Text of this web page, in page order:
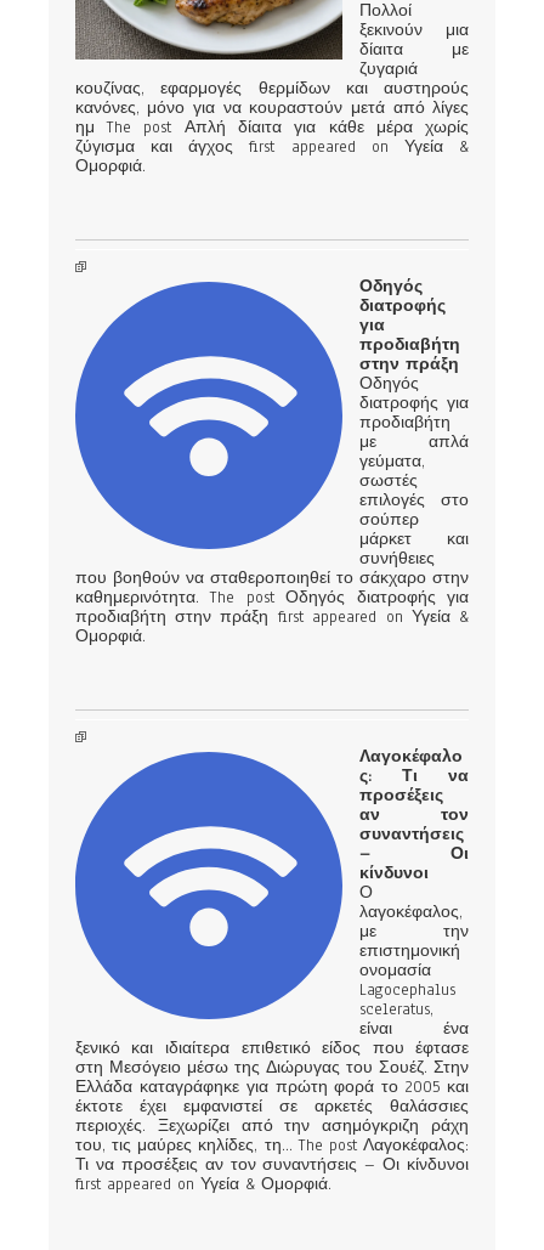
Πολλοί
ξεκινούν μια
δίαιτα με
ζυγαριά
κουζίνας, εφαρμογές θερμίδων και αυστηρούς
κανόνες, μόνο για να κουραστούν μετά από λίγες
ημ The post Απλή δίαιτα για κάθε μέρα χωρίς
ζύγισμα και άγχος first appeared on Υγεία &
Ομορφιά.
Οδηγός
διατροφής
για
προδιαβήτη
στην πράξη
Οδηγός
διατροφής για
προδιαβήτη
με απλά
γεύματα,
σωστές
επιλογές στο
σούπερ
μάρκετ και
συνήθειες
που βοηθούν να σταθεροποιηθεί το σάκχαρο στην
καθημερινότητα. The post Οδηγός διατροφής για
προδιαβήτη στην πράξη first appeared on Υγεία &
Ομορφιά.
Λαγοκέφαλο
ς: Τι να
προσέξεις
αν τον
συναντήσεις
– Οι
κίνδυνοι
Ο
λαγοκέφαλος,
με την
επιστημονική
ονομασία
Lagocephalus
sceleratus,
είναι ένα
ξενικό και ιδιαίτερα επιθετικό είδος που έφτασε
στη Μεσόγειο μέσω της Διώρυγας του Σουέζ. Στην
Ελλάδα καταγράφηκε για πρώτη φορά το 2005 και
έκτοτε έχει εμφανιστεί σε αρκετές θαλάσσιες
περιοχές. Ξεχωρίζει από την ασημόγκριζη ράχη
του, τις μαύρες κηλίδες, τη... The post Λαγοκέφαλος:
Τι να προσέξεις αν τον συναντήσεις – Οι κίνδυνοι
first appeared on Υγεία & Ομορφιά.